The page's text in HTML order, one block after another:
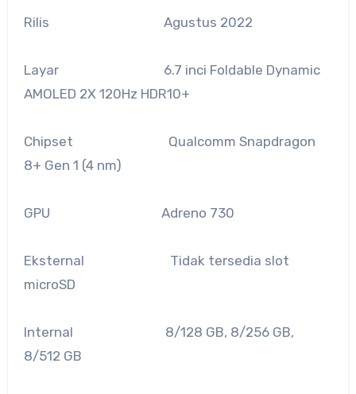
Rilis Agustus 2022
Layar 6.7 inci Foldable Dynamic
AMOLED 2X 120Hz HDR10+
Chipset Qualcomm Snapdragon
8+ Gen 1 (4 nm)
GPU Adreno 730
Eksternal Tidak tersedia slot
microSD
Internal 8/128 GB, 8/256 GB,
8/512 GB